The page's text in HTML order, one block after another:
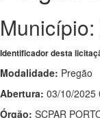
Identificador desta
Modalidade: Pregão
Abertura: 03/10/2025
Órgão: SCPAR